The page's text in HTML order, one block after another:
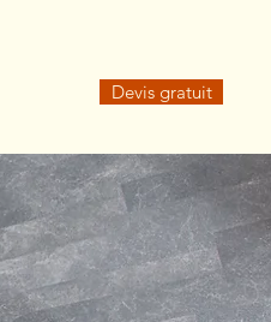
Devis gratuit